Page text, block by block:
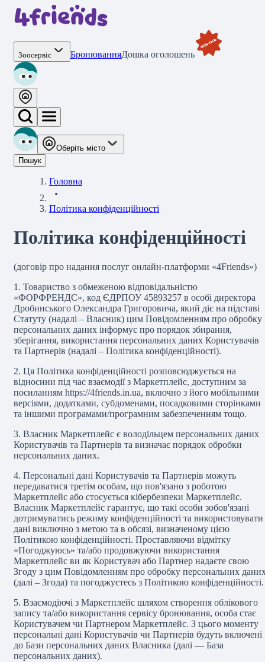
Зоосервіс БронюванняДошка оголошень
Оберіть місто
Пошук
Головна
Політика конфіденційності
Політика конфіденційності
(договір про надання послуг онлайн-платформи «4Friends»)
1. Товариство з обмеженою відповідальністю
«ФОРФРЕНДС», код ЄДРПОУ 45893257 в особі директора
Дробинського Олександра Григоровича, який діє на підставі
Статуту (надалі – Власник) цим Повідомленням про обробку
персональних даних інформує про порядок збирання,
зберігання, використання персональних даних Користувачів
та Партнерів (надалі – Політика конфіденційності).
2. Ця Політика конфіденційності розповсюджується на
відносини під час взаємодії з Маркетплейс, доступним за
посиланням https://4friends.in.ua, включно з його мобільними
версіями, додатками, субдоменами, посадковими сторінками
та іншими програмами/програмним забезпеченням тощо.
3. Власник Маркетплейс є володільцем персональних даних
Користувачів та Партнерів та визначає порядок обробки
персональних даних.
4. Персональні дані Користувачів та Партнерів можуть
передаватися третім особам, що пов'язано з роботою
Маркетплейс або стосується кібербезпеки Маркетплейс.
Власник Маркетплейс гарантує, що такі особи зобов'язані
дотримуватись режиму конфіденційності та використовувати
дані виключно з метою та в обсязі, визначеному цією
Політикою конфіденційності. Проставляючи відмітку
«Погоджуюсь» та/або продовжуючи використання
Маркетплейс ви як Користувач або Партнер надаєте свою
Згоду з цим Повідомленням про обробку персональних
(далі – Згода) та погоджуєтесь з Політикою конфіденційності.
5. Взаємодіючі з Маркетплейс шляхом створення облікового
запису та/або використання сервісу бронювання, особа стає
Користувачем чи Партнером Маркетплейс. З цього моменту
персональні дані Користувачів чи Партнерів будуть включені
до Бази персональних даних Власника (далі — База
персональних даних).